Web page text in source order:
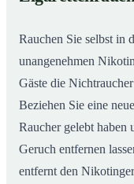
Rauchen Sie selbst in
unangenehmen
Gäste die
Beziehen Sie eine
Raucher gelebt haben
Geruch entfernen
entfernt den